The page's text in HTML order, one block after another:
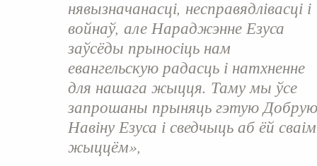
нявызначанасці, несправядлівасці і
войнаў, але Нараджэнне Езуса
заўсёды прыносіць нам
евангельскую радасць і натхненне
для нашага жыцця. Таму мы ўсе
запрошаны прыняць гэтую Добрую
Навіну Езуса і сведчыць аб ёй сваім
жыццём»,